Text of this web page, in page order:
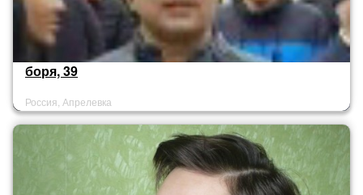
боря, 39
Россия, Апрелевка